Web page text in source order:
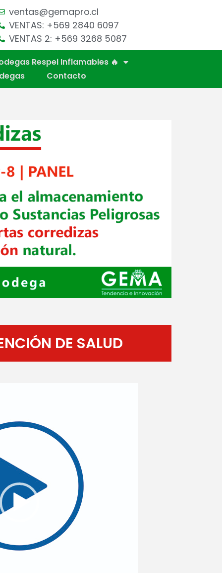
ventas@gemapro.cl
VENTAS: +569 2840 6097
VENTAS 2: +569 3268 5087
Respel Inflamables 🔥
Contacto
DE SALUD